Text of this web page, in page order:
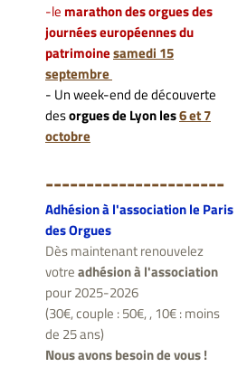
-le marathon des orgues des
journées européennes du
patrimoinesamedi 15
septembre
- Un week-end de découverte
desorgues de Lyon les6 et 7
octobre
----------------------
Adhésion à l'association le Paris
des Orgues
Dès maintenant renouvelez
votreadhésion à l'association
pour 2025-2026
(30€, couple : 50€, , 10€ : moins
de 25 ans)
Nous avons besoin de vous !